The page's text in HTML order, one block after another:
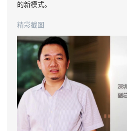
的新模式。
精彩截图